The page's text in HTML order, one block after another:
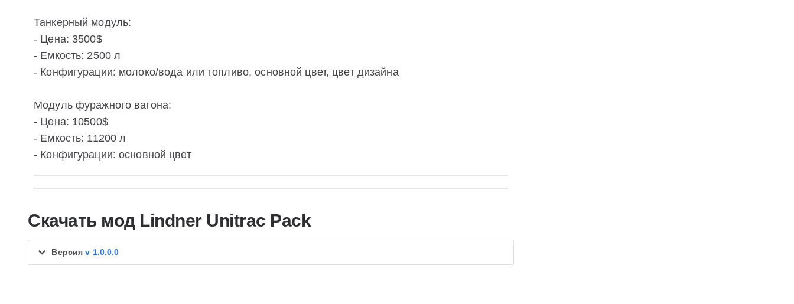
Танкерный модуль:
- Цена: 3500$
- Емкость: 2500 л
- Конфигурации: молоко/вода или топливо, основной цвет, цвет дизайна
Модуль фуражного вагона:
- Цена: 10500$
- Емкость: 11200 л
- Конфигурации: основной цвет
Скачать мод Lindner Unitrac Pack
Версияv 1.0.0.0